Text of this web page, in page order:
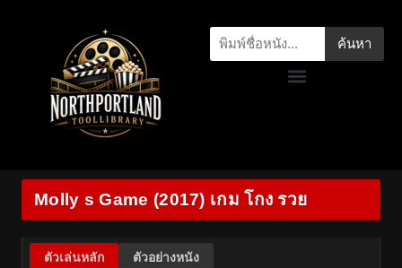
ค้นหา
Molly s Game (2017) เกม โกง รวย
ตัวเล่นหลัก ตัวอย่างหนัง